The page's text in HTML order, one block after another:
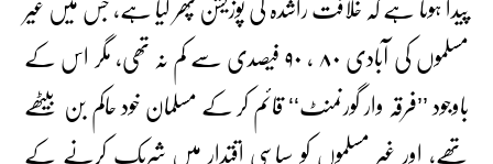
مسلموں کی آبادی ۸۰ ، ۹۰ فیصدی سے کم نہ تھی، مگر اس کے
باوجود ’’فرقہ وار گورنمنٹ‘‘ قائم کر کے مسلمان خود حاکم بن بیٹھے